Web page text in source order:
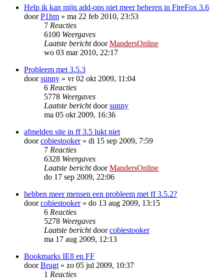
Help ik kan mijn add-ons niet meer beheren in FireFox 3.6
doorP1hm » ma 22 feb 2010, 23:53
7 Reacties
6100 Weergaves
Laatste berichtdoorMandersOnline
wo 03 mar 2010, 22:17
Probleem met 3.5.3
doorsunny » vr 02 okt 2009, 11:04
6 Reacties
5778 Weergaves
Laatste berichtdoorsunny
ma 05 okt 2009, 16:36
afmelden site in ff 3.5 lukt niet
doorcobiestooker» di 15 sep 2009, 7:59
7 Reacties
6328 Weergaves
Laatste berichtdoorMandersOnline
do 17 sep 2009, 22:06
hebben meer mensen een probleem met ff 3.5.2?
doorcobiestooker» do 13 aug 2009, 13:15
6 Reacties
5278 Weergaves
Laatste berichtdoorcobiestooker
ma 17 aug 2009, 12:13
Bookmarks IE8 en FF
doorBrugt » zo 05 jul 2009, 10:37
1 Reacties